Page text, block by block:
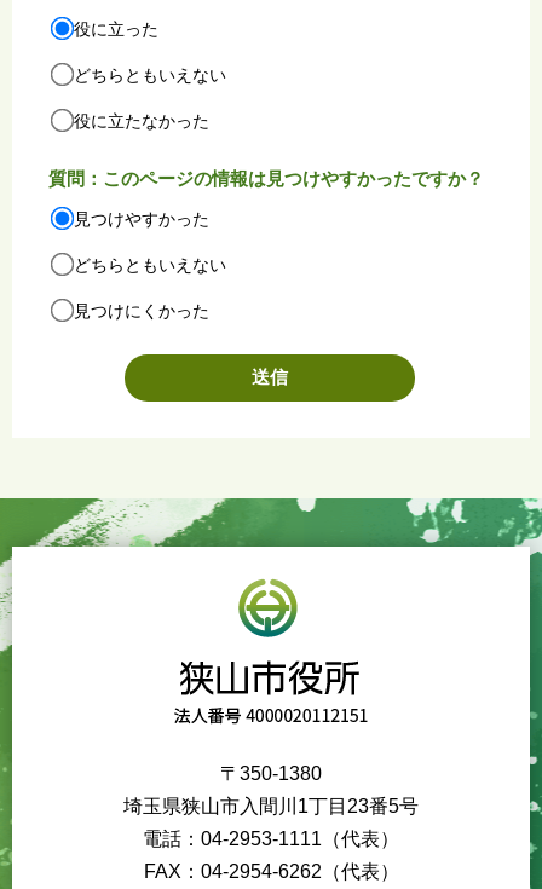
役に立った
どちらともいえない
役に立たなかった
質問：このページの情報は見つけやすかったですか？
見つけやすかった
どちらともいえない
見つけにくかった
〒350-1380
埼玉県狭山市入間川1丁目23番5号
電話：04-2953-1111（代表）
FAX：04-2954-6262（代表）